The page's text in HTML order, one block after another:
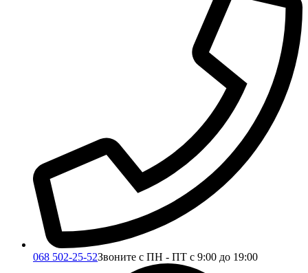
068 502-25-52Звоните с ПН - ПТ с 9:00 до 19:00